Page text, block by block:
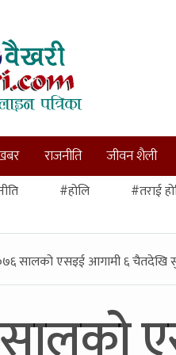
राजनीति जीवन शैली
#होलि #तराई
सालको एसइई आगामी ६ चैतदेखि